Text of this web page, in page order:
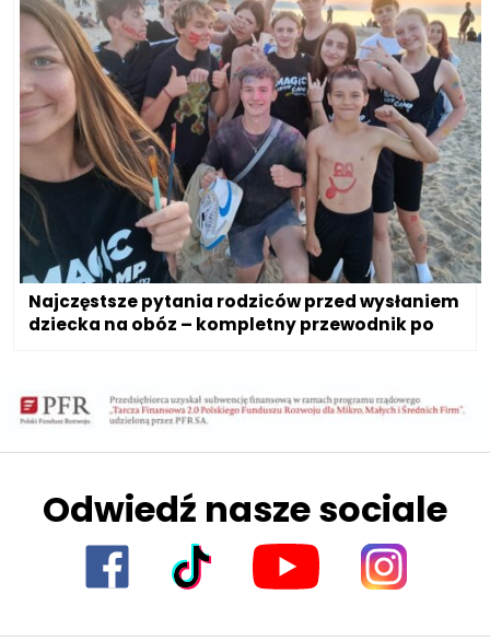
Najczęstsze pytania rodziców przed wysłaniem
dziecka na obóz – kompletny przewodnik po
Odwiedź nasze sociale